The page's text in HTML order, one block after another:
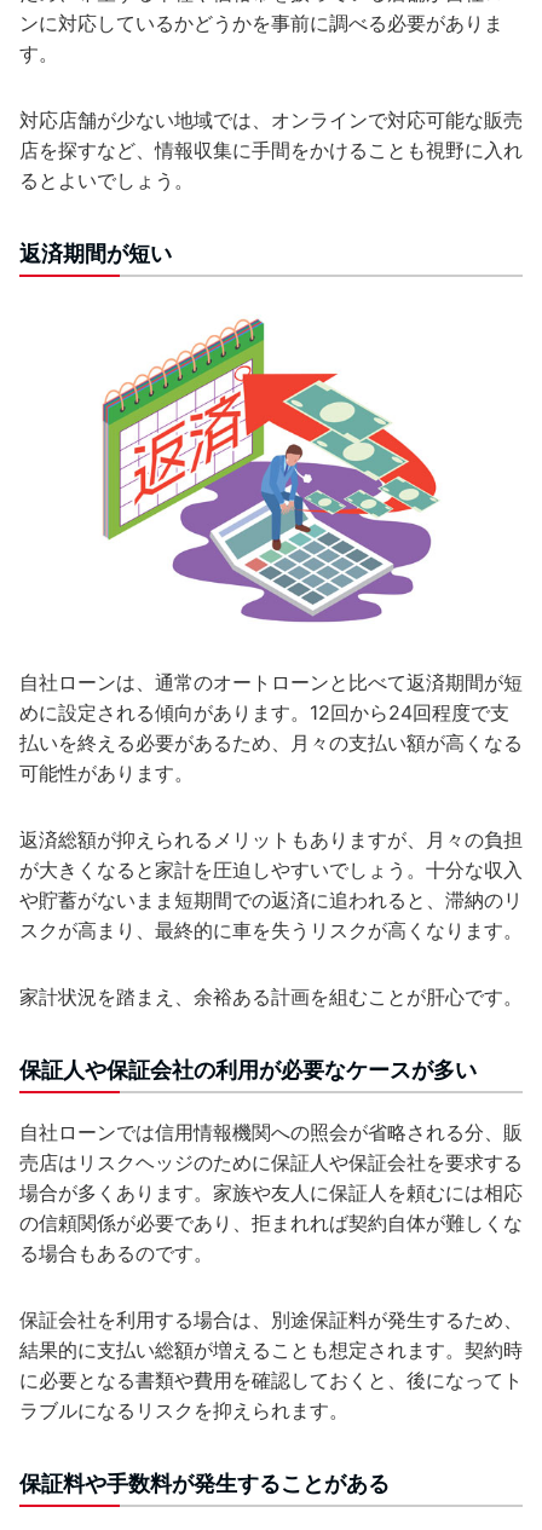
ンに対応しているかどうかを事前に調べる必要がありま
す。
対応店舗が少ない地域では、オンラインで対応可能な販売
店を探すなど、情報収集に手間をかけることも視野に入れ
るとよいでしょう。
返済期間が短い
自社ローンは、通常のオートローンと比べて返済期間が短
めに設定される傾向があります。12回から24回程度で支
払いを終える必要があるため、月々の支払い額が高くなる
可能性があります。
返済総額が抑えられるメリットもありますが、月々の負担
が大きくなると家計を圧迫しやすいでしょう。十分な収入
や貯蓄がないまま短期間での返済に追われると、滞納のリ
スクが高まり、最終的に車を失うリスクが高くなります。
家計状況を踏まえ、余裕ある計画を組むことが肝心です。
保証人や保証会社の利用が必要なケースが多い
自社ローンでは信用情報機関への照会が省略される分、販
売店はリスクヘッジのために保証人や保証会社を要求する
場合が多くあります。家族や友人に保証人を頼むには相応
の信頼関係が必要であり、拒まれれば契約自体が難しくな
る場合もあるのです。
保証会社を利用する場合は、別途保証料が発生するため、
結果的に支払い総額が増えることも想定されます。契約時
に必要となる書類や費用を確認しておくと、後になってト
ラブルになるリスクを抑えられます。
保証料や手数料が発生することがある